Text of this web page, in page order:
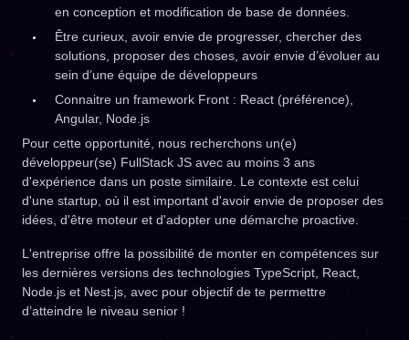
en conception et modification de base de données.
Être curieux, avoir envie de progresser, chercher des
solutions, proposer des choses, avoir envie d’évoluer au
sein d’une équipe de développeurs
Connaitre un framework Front : React (préférence),
Angular, Node.js
Pour cette opportunité, nous recherchons un(e)
développeur(se) FullStack JS avec au moins 3 ans
d'expérience dans un poste similaire. Le contexte est celui
d'une startup, où il est important d'avoir envie de proposer des
idées, d'être moteur et d'adopter une démarche proactive.
L'entreprise offre la possibilité de monter en compétences sur
les dernières versions des technologies TypeScript, React,
Node.js et Nest.js, avec pour objectif de te permettre
d’atteindre le niveau senior !